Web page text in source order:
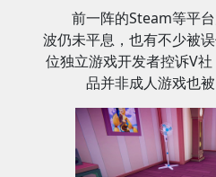
前一阵的Steam等平
波仍未平息，也有不少被
位独立游戏开发者控诉V
品并非成人游戏也被